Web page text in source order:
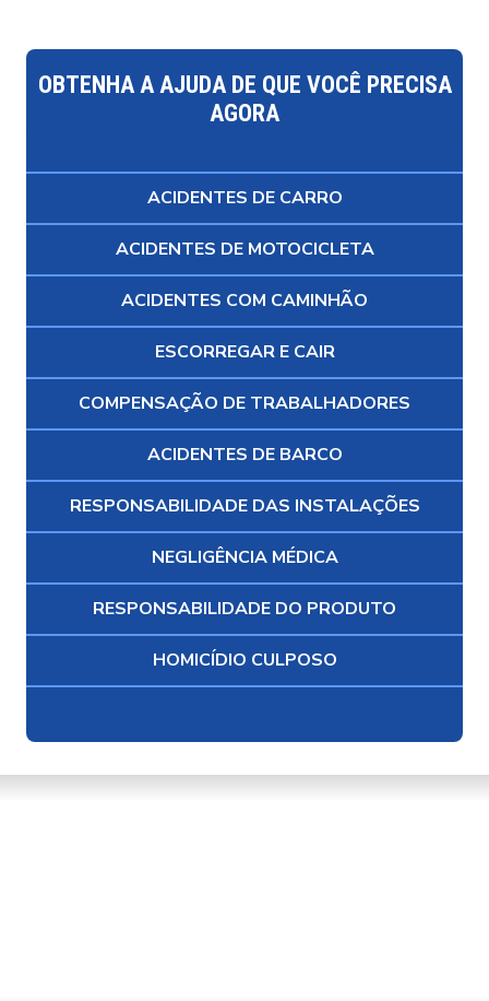
OBTENHA A AJUDA DE QUE VOCÊ PRECISA
AGORA
ACIDENTES DE CARRO
ACIDENTES DE MOTOCICLETA
ACIDENTES COM CAMINHÃO
ESCORREGAR E CAIR
COMPENSAÇÃO DE TRABALHADORES
ACIDENTES DE BARCO
RESPONSABILIDADE DAS INSTALAÇÕES
NEGLIGÊNCIA MÉDICA
RESPONSABILIDADE DO PRODUTO
HOMICÍDIO CULPOSO